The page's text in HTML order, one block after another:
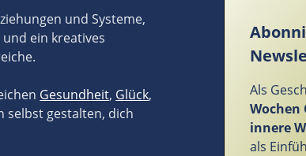
und Systeme,
ein kreatives
Gesundheit, Glück,
selbst gestalten, dich
Als
Wochen
innere
als